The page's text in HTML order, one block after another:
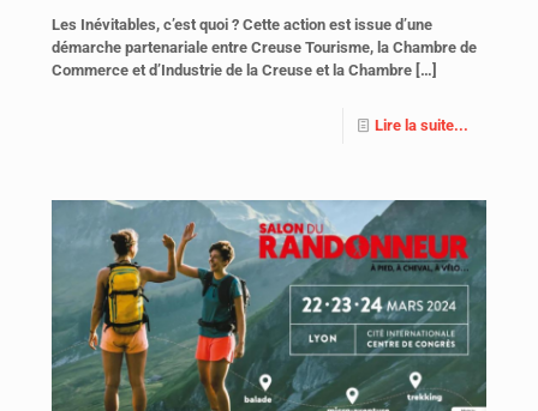
Les Inévitables, c’est quoi ? Cette action est issue d’une
démarche partenariale entre Creuse Tourisme, la Chambre de
Commerce et d’Industrie de la Creuse et la Chambre […]
Lire la suite...